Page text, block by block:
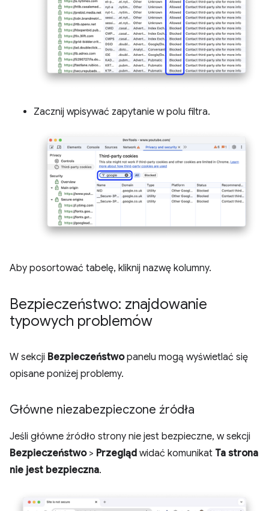
Zacznij wpisywać zapytanie w polu filtra.
Aby posortować tabelę, kliknij nazwę kolumny.
Bezpieczeństwo: znajdowanie
typowych problemów
W sekcji Bezpieczeństwopanelu mogą wyświetlać się
opisane poniżej problemy.
Główne niezabezpieczone źródła
Jeśli główne źródło strony nie jest bezpieczne, w sekcji
Bezpieczeństwo> Przegląd widać komunikat Ta strona
nie jest bezpieczna.